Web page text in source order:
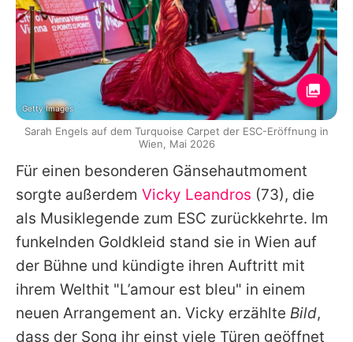
Für einen besonderen Gänsehautmoment
sorgte außerdem Vicky Leandros (73), die
als Musiklegende zum ESC zurückkehrte. Im
funkelnden Goldkleid stand sie in Wien auf
der Bühne und kündigte ihren Auftritt mit
ihrem Welthit "L’amour est bleu" in einem
neuen Arrangement an. Vicky erzählte Bild,
dass der Song ihr einst viele Türen geöffnet
Getty Images
Sarah Engels auf dem Turquoise Carpet der ESC-Eröffnung in
Wien, Mai 2026